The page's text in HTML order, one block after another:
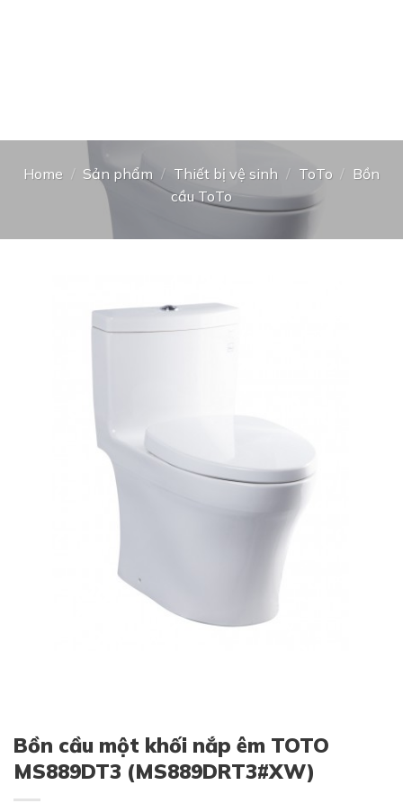
Home / Sản phẩm / Thiết bị vệ sinh / ToTo / Bồn
cầu ToTo
Bồn cầu một khối nắp êm TOTO
MS889DT3 (MS889DRT3#XW)